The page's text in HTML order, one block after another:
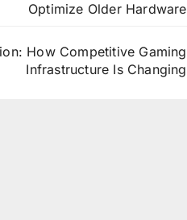
Optimize Older Hardware
How Competitive Gaming
Infrastructure Is Changing